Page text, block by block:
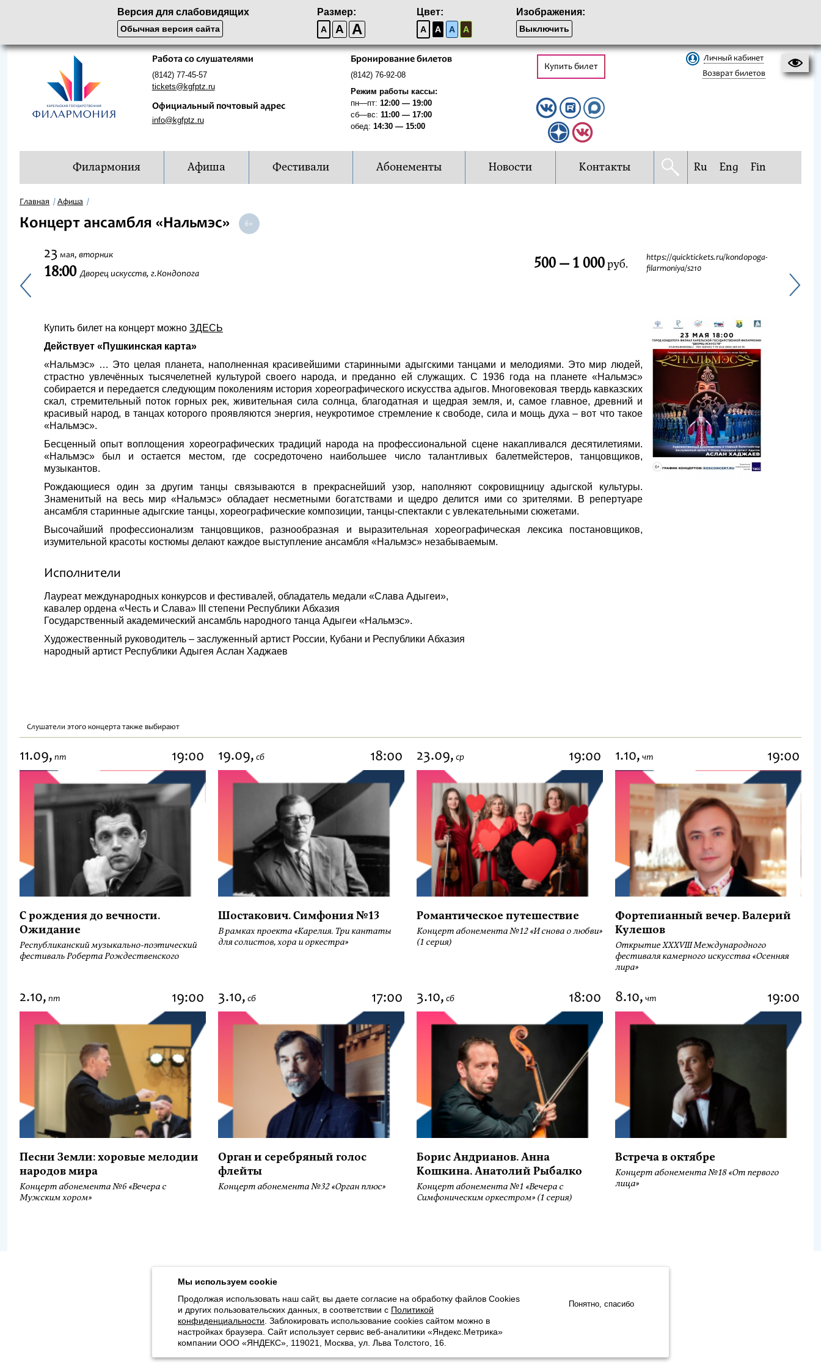
Версия для слабовидящих
Обычная версия сайта
Размер:
A A A
Цвет:
A A A A
Изображения:
Выключить
Работа со слушателями
(8142) 77-45-57
tickets@kgfptz.ru
Официальный почтовый адрес
info@kgfptz.ru
Бронирование билетов
(8142) 76-92-08
Режим работы кассы:
пн—пт: 12:00 — 19:00
сб—вс: 11:00 — 17:00
обед: 14:30 — 15:00
Купить билет
Личный кабинет
Возврат билетов
Филармония Афиша Фестивали Абонементы Новости Контакты Ru Eng Fin
Главная Афиша
Концерт ансамбля «Нальмэс»
23 мая, вторник
18:00 Дворец искусств, г.Кондопога
500 — 1 000руб.
https://quicktickets.ru/kondopoga-
filarmoniya/s210
Купить билет на концерт можно ЗДЕСЬ
Действует «Пушкинская карта»
«Нальмэс» … Это целая планета, наполненная красивейшими старинными адыгскими танцами и мелодиями. Это мир людей,
страстно увлечённых тысячелетней культурой своего народа, и преданно ей служащих. С 1936 года на планете «Нальмэс»
собирается и передается следующим поколениям история хореографического искусства адыгов. Многовековая твердь кавказских
скал, стремительный поток горных рек, живительная сила солнца, благодатная и щедрая земля, и, самое главное, древний и
красивый народ, в танцах которого проявляются энергия, неукротимое стремление к свободе, сила и мощь духа – вот что такое
«Нальмэс».
Бесценный опыт воплощения хореографических традиций народа на профессиональной сцене накапливался десятилетиями.
«Нальмэс» был и остается местом, где сосредоточено наибольшее число талантливых балетмейстеров, танцовщиков,
музыкантов.
Рождающиеся один за другим танцы связываются в прекраснейший узор, наполняют сокровищницу адыгской культуры.
Знаменитый на весь мир «Нальмэс» обладает несметными богатствами и щедро делится ими со зрителями. В репертуаре
ансамбля старинные адыгские танцы, хореографические композиции, танцы-спектакли с увлекательными сюжетами.
Высочайший профессионализм танцовщиков, разнообразная и выразительная хореографическая лексика постановщиков,
изумительной красоты костюмы делают каждое выступление ансамбля «Нальмэс» незабываемым.
Исполнители
Лауреат международных конкурсов и фестивалей, обладатель медали «Слава Адыгеи»,
кавалер ордена «Честь и Слава» III степени Республики Абхазия
Государственный академический ансамбль народного танца Адыгеи «Нальмэс».
Художественный руководитель – заслуженный артист России, Кубани и Республики Абхазия
народный артист Республики Адыгея Аслан Хаджаев
Слушатели этого концерта также выбирают
11.09, пт 19:00
С рождения до вечности.
Ожидание
Республиканский музыкально-поэтический
фестиваль Роберта Рождественского
19.09, сб 18:00
Шостакович. Симфония №13
В рамках проекта «Карелия. Три кантаты
для солистов, хора и оркестра»
23.09, ср 19:00
Романтическое путешествие
Концерт абонемента №12 «И снова о любви»
(1 серия)
1.10, чт 19:00
Фортепианный вечер. Валерий
Кулешов
Открытие ХХХVIII Международного
фестиваля камерного искусства «Осенняя
лира»
2.10, пт 19:00
Песни Земли: хоровые мелодии
народов мира
Концерт абонемента №6 «Вечера с
Мужским хором»
3.10, сб 17:00
Орган и серебряный голос
флейты
Концерт абонемента №32 «Орган плюс»
3.10, сб 18:00
Борис Андрианов. Анна
Кошкина. Анатолий Рыбалко
Концерт абонемента №1 «Вечера с
Симфоническим оркестром» (1 серия)
8.10, чт 19:00
Встреча в октябре
Концерт абонемента №18 «От первого
лица»
Продолжая использовать наш сайт, вы даёте согласие на обработку файлов Cookies и использование сервисов веб-аналитики «Яндекс.Метрика» компании ООО «ЯНДЕКС» (119021, Москва, ул. Льва
Политикой конфиденциальности .
© 2026, Карельская Государственная филармония Доступна оплата банковскими картами Разработка сайта:
Мы используем cookie
Продолжая использовать наш сайт, вы даете согласие на обработку файлов Cookies
и других пользовательских данных, в соответствии с Политикой
конфиденциальности . Заблокировать использование cookies сайтом можно в
настройках браузера. Cайт использует сервис веб-аналитики «Яндекс.Метрика»
компании ООО «ЯНДЕКС», 119021, Москва, ул. Льва Толстого, 16.
Понятно, спасибо